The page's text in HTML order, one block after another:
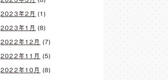
2023年2月 (1)
2023年1月 (8)
2022年12月 (7)
2022年11月 (5)
2022年10月 (8)